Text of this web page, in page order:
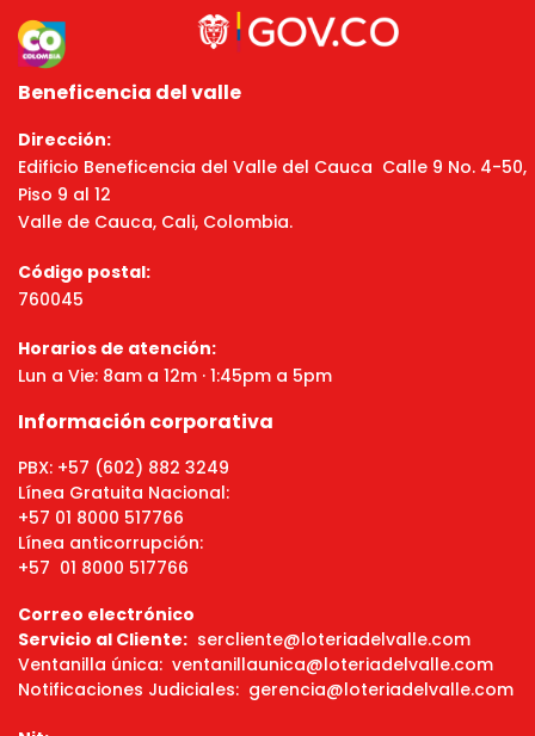
Beneficencia del valle
Dirección:
Edificio Beneficencia del Valle del Cauca Calle 9 No. 4-50,
Piso 9 al 12
Valle de Cauca, Cali, Colombia.
Código postal:
760045
Horarios de atención:
Lun a Vie: 8am a 12m · 1:45pm a 5pm
Información corporativa
PBX: +57 (602) 882 3249
Línea Gratuita Nacional:
+57 01 8000 517766
Línea anticorrupción:
+57 01 8000 517766
Correo electrónico
Servicio al Cliente: sercliente@loteriadelvalle.com
Ventanilla única: ventanillaunica@loteriadelvalle.com
Notificaciones Judiciales: gerencia@loteriadelvalle.com